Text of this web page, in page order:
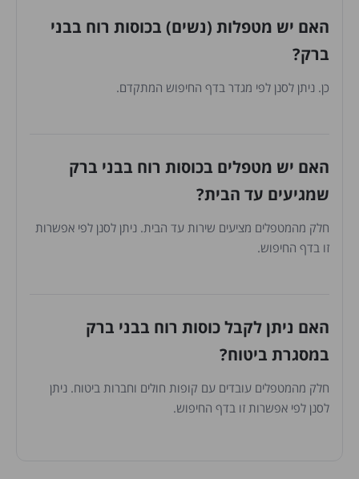
האם יש מטפלות (נשים) בכוסות רוח בבני
ברק?
כן. ניתן לסנן לפי מגדר בדף החיפוש המתקדם.
האם יש מטפלים בכוסות רוח בבני ברק
שמגיעים עד הבית?
חלק מהמטפלים מציעים שירות עד הבית. ניתן לסנן לפי אפשרות
זו בדף החיפוש.
האם ניתן לקבל כוסות רוח בבני ברק
במסגרת ביטוח?
חלק מהמטפלים עובדים עם קופות חולים וחברות ביטוח. ניתן
לסנן לפי אפשרות זו בדף החיפוש.